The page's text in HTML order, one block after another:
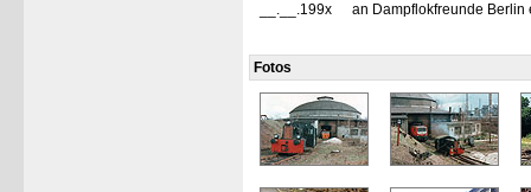
__.__.199x
an Dampflokfreunde
Fotos